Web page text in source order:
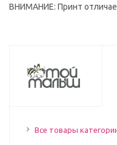
ВНИМАНИЕ: Принт
Все товары